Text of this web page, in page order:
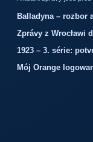
Balladyna – rozbor
Zprávy z Wrocławi
1923 – 3. série:
Mój Orange